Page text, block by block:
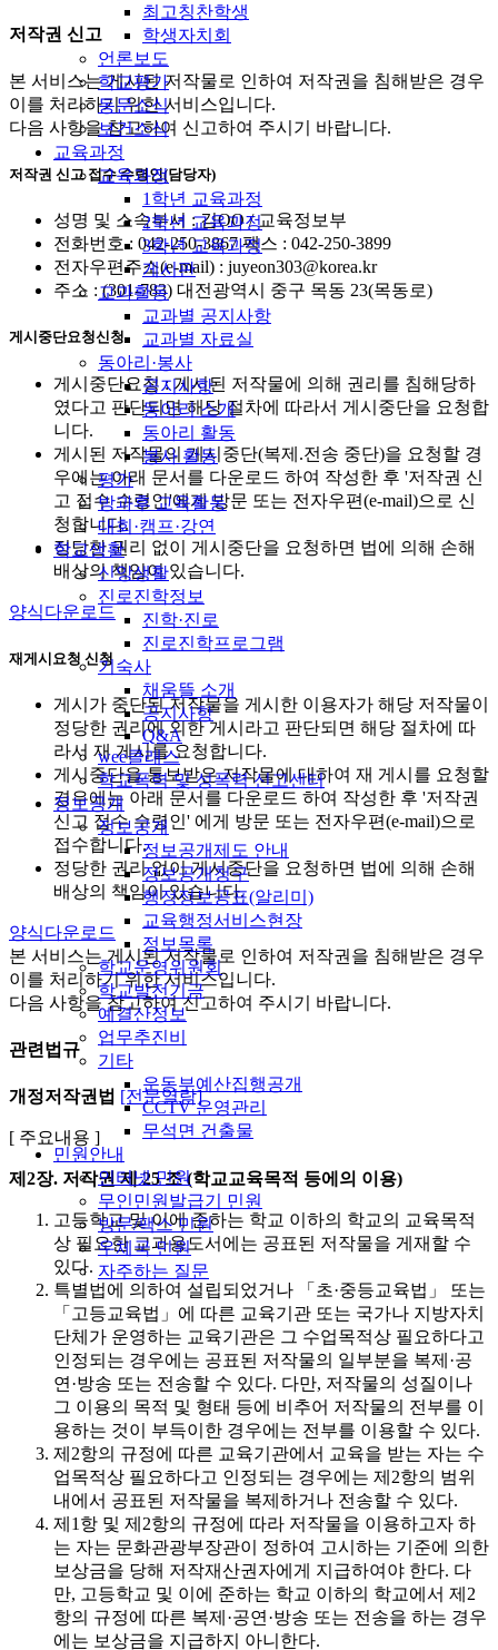
최고칭찬학생
학생자치회
언론보도
학교평가
동문소식
보건소식
교육과정
교육과정
1학년 교육과정
2학년 교육과정
3학년 교육과정
게시판
교과활동
교과별 공지사항
교과별 자료실
동아리·봉사
공지사항
동아리 소개
동아리 활동
봉사 활동
평가
방과후 교육활동
대회·캠프·강연
학교생활
신앙생활
진로진학정보
진학·진로
진로진학프로그램
기숙사
채움뜰 소개
공지사항
Q&A
wee클래스
학교폭력 및 성폭력 신고센터
정보공개
정보공개
정보공개제도 안내
정보공개청구
행정정보공표(알리미)
교육행정서비스현장
정보목록
학교운영위원회
학교발전기금
예결산정보
업무추진비
기타
운동부예산집행공개
CCTV 운영관리
무석면 건출물
민원안내
인터넷 민원
무인민원발급기 민원
방문/팩스 민원
우체국 민원
자주하는 질문
저작권 신고
본 서비스는 게시된 저작물로 인하여 저작권을 침해받은 경우
이를 처리하기 위한 서비스입니다.
다음 사항을 참고하여 신고하여 주시기 바랍니다.
저작권 신고 접수 수령인(담당자)
성명 및 소속부서 : 김OO / 교육정보부
전화번호 : 042-250-3867 팩스 : 042-250-3899
전자우편주소(e-mail) : juyeon303@korea.kr
주소 : (301-783) 대전광역시 중구 목동 23(목동로)
게시중단요청신청
게시중단요청 : 게시된 저작물에 의해 권리를 침해당하
였다고 판단되면 해당 절차에 따라서 게시중단을 요청합
니다.
게시된 저작물의 게시중단(복제.전송 중단)을 요청할 경
우에는 아래 문서를 다운로드 하여 작성한 후 '저작권 신
고 접수 수령인'에게 방문 또는 전자우편(e-mail)으로 신
청합니다.
정당한 권리 없이 게시중단을 요청하면 법에 의해 손해
배상의 책임이 있습니다.
양식다운로드
재게시요청 신청
게시가 중단된 저작물을 게시한 이용자가 해당 저작물이
정당한 권리에 의한 게시라고 판단되면 해당 절차에 따
라서 재 게시를 요청합니다.
게시중단을 통보받은 저작물에 대하여 재 게시를 요청할
경우에는 아래 문서를 다운로드 하여 작성한 후 '저작권
신고 접수 수령인' 에게 방문 또는 전자우편(e-mail)으로
접수합니다.
정당한 권리 없이 게시중단을 요청하면 법에 의해 손해
배상의 책임이 있습니다.
양식다운로드
본 서비스는 게시된 저작물로 인하여 저작권을 침해받은 경우
이를 처리하기 위한 서비스입니다.
다음 사항을 참고하여 신고하여 주시기 바랍니다.
관련법규
개정저작권법 [전문열람]
[ 주요내용 ]
제2장. 저작권 제 25 조 (학교교육목적 등에의 이용)
고등학교 및 이에 준하는 학교 이하의 학교의 교육목적
상 필요한 교과용도서에는 공표된 저작물을 게재할 수
있다.
특별법에 의하여 설립되었거나 「초·중등교육법」 또는
「고등교육법」에 따른 교육기관 또는 국가나 지방자치
단체가 운영하는 교육기관은 그 수업목적상 필요하다고
인정되는 경우에는 공표된 저작물의 일부분을 복제·공
연·방송 또는 전송할 수 있다. 다만, 저작물의 성질이나
그 이용의 목적 및 형태 등에 비추어 저작물의 전부를 이
용하는 것이 부득이한 경우에는 전부를 이용할 수 있다.
제2항의 규정에 따른 교육기관에서 교육을 받는 자는 수
업목적상 필요하다고 인정되는 경우에는 제2항의 범위
내에서 공표된 저작물을 복제하거나 전송할 수 있다.
제1항 및 제2항의 규정에 따라 저작물을 이용하고자 하
는 자는 문화관광부장관이 정하여 고시하는 기준에 의한
보상금을 당해 저작재산권자에게 지급하여야 한다. 다
만, 고등학교 및 이에 준하는 학교 이하의 학교에서 제2
항의 규정에 따른 복제·공연·방송 또는 전송을 하는 경우
에는 보상금을 지급하지 아니한다.